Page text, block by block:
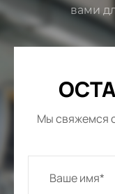
Мы свяжемся
вами